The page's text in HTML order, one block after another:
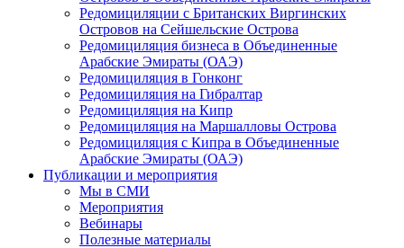
Редомициляции с Британских Виргинских
Островов на Сейшельские Острова
Редомициляция бизнеса в Объединенные
Арабские Эмираты (ОАЭ)
Редомициляция в Гонконг
Редомициляция на Гибралтар
Редомициляция на Кипр
Редомициляция на Маршалловы Острова
Редомициляция с Кипра в Объединенные
Арабские Эмираты (ОАЭ)
Публикации и мероприятия
Мы в СМИ
Мероприятия
Вебинары
Полезные материалы